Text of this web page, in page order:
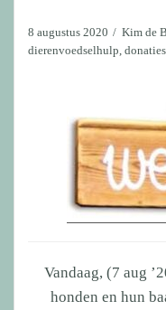
8 augustus 2020
Kim de
dierenvoedselhulp donaties
Vandaag, (7 aug
honden en hun